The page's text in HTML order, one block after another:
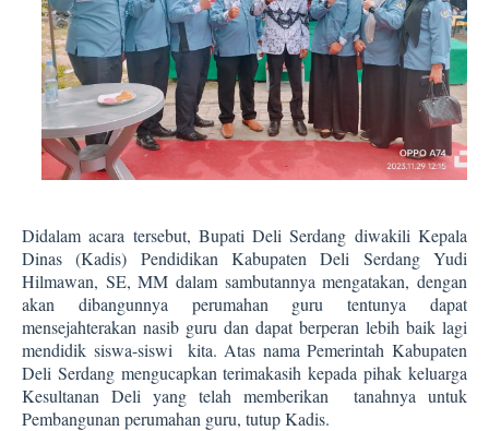
Didalam acara tersebut, Bupati Deli Serdang diwakili Kepala
Dinas (Kadis) Pendidikan Kabupaten Deli Serdang Yudi
Hilmawan, SE, MM dalam sambutannya mengatakan, dengan
akan dibangunnya perumahan guru tentunya dapat
mensejahterakan nasib guru dan dapat berperan lebih baik lagi
mendidik siswa-siswi kita. Atas nama Pemerintah Kabupaten
Deli Serdang mengucapkan terimakasih kepada pihak keluarga
Kesultanan Deli yang telah memberikan tanahnya untuk
Pembangunan perumahan guru, tutup Kadis.